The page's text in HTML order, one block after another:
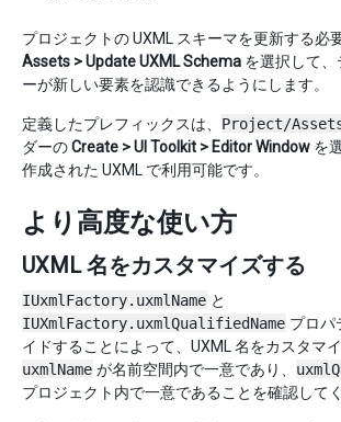
プロジェクトの UXML スキーマを更新する必
Assets > Update UXML Schema を選択して、
ーが新しい要素を認識できるようにします。
定義したプレフィックスは、 Project/
ダーのCreate > UI Toolkit > Editor Window を
作成された UXML で利用可能です。
より高度な使い方
UXML 名をカスタマイズする
IUxmlFactory.uxmlName と
IUXmlFactory.uxmlQualifiedName プロパ
イドすることによって、UXML 名をカスタマイ
uxmlName が名前空間内で一意であり、
プロジェクト内で一意であることを確認して